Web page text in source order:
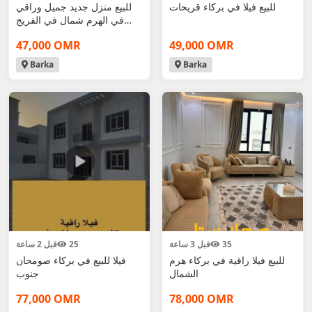
للبيع منزل جديد جميل وراقي
في الهرم شمال في الفريج
47,000 OMR
Barka
للبيع فيلا في بركاء قريحات
49,000 OMR
Barka
قبل 2 ساعة 25
فيلا للبيع في بركاء صومحان
جنوب
77,000 OMR
قبل 3 ساعة 35
للبيع فيلا راقية في بركاء هرم
الشمال
78,000 OMR